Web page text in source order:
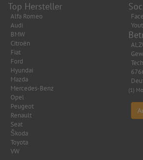
Top Hersteller
Alfa Romeo
Audi
BMW
Citroën
Fiat
Ford
Hyundai
Mazda
Mercedes-Benz
Opel
Peugeot
Renault
Seat
Škoda
Toyota
VW
(1)